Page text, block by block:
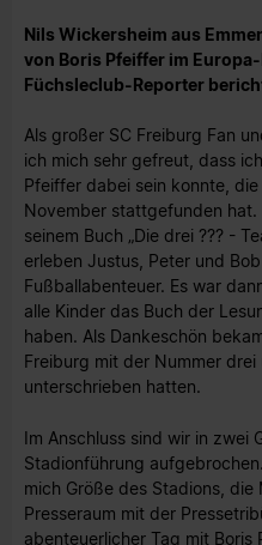
Nils Wickersheim aus
von Boris Pfeiffer im
Füchsleclub-Reporter
Als großer SC Freiburg Fan
ich mich sehr gefreut, dass
Pfeiffer dabei sein konnte,
November stattgefunden hat.
seinem Buch „Die drei ??? -
erleben Justus, Peter und
Fußballabenteuer. Es war
alle Kinder das Buch der
haben. Als Dankeschön
Freiburg mit der Nummer
unterschrieben hatten.
Im Anschluss sind wir in zwei
Stadionführung
mich Größe des Stadions,
Presseraum mit der
abenteuerlicher Tag mit Boris